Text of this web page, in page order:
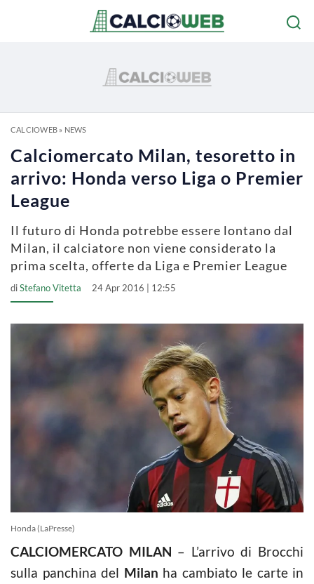
CALCIOWEB» NEWS
Calciomercato Milan, tesoretto in
arrivo: Honda verso Liga o Premier
League
Il futuro di Honda potrebbe essere lontano dal
Milan, il calciatore non viene considerato la
prima scelta, offerte da Liga e Premier League
diStefano Vitetta 24 Apr 2016 | 12:55
Honda (LaPresse)
CALCIOMERCATO MILAN – L’arrivo di Brocchi
sulla panchina del Milan ha cambiato le carte in